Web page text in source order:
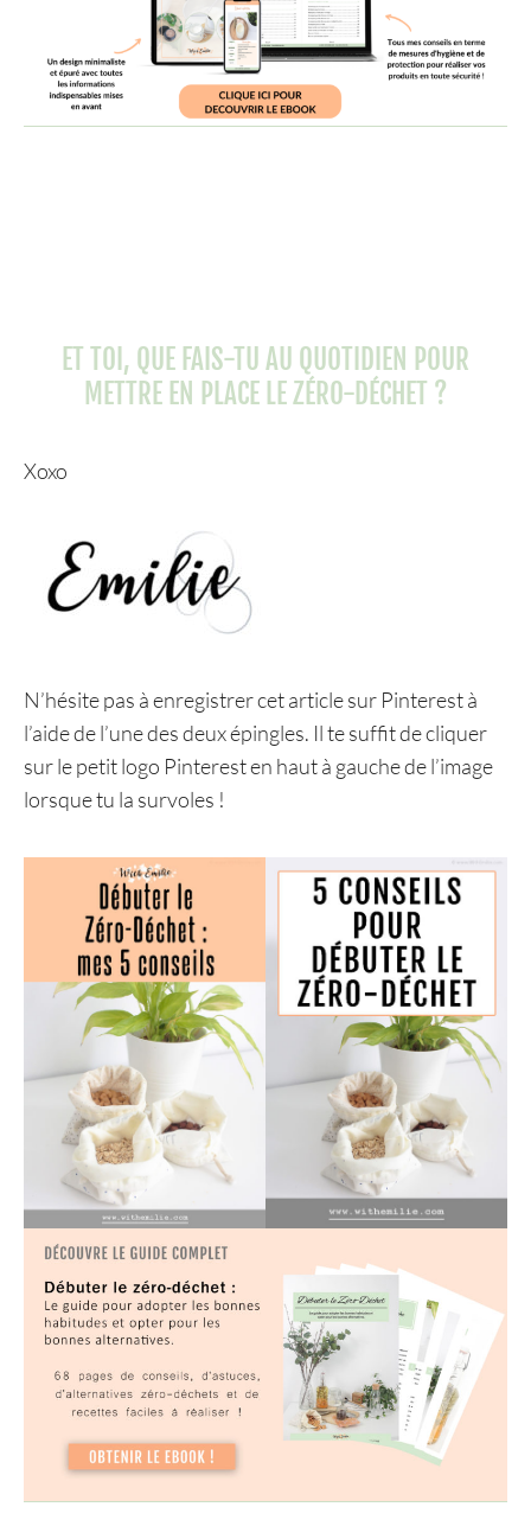
ET TOI, QUE FAIS-TU AU QUOTIDIEN POUR
METTRE EN PLACE LE ZÉRO-DÉCHET ?
Xoxo
N’hésite pas à enregistrer cet article sur Pinterest à
l’aide de l’une des deux épingles. Il te suffit de cliquer
sur le petit logo Pinterest en haut à gauche de l’image
lorsque tu la survoles !